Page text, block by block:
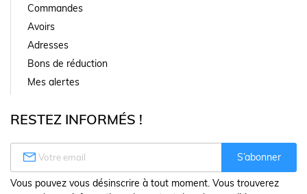
Commandes
Avoirs
Adresses
Bons de réduction
Mes alertes
RESTEZ INFORMÉS !
 S’abonner
Vous pouvez vous désinscrire à tout moment. Vous trouverez